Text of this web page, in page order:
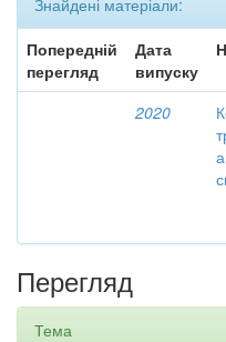
Знайдені матеріали:
Попередній
перегляд
Дата
випуску
2020
Перегляд
Тема